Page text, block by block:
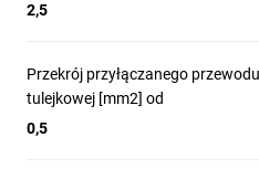
2,5
Przekrój przyłączanego
tulejkowej [mm2] od
0,5